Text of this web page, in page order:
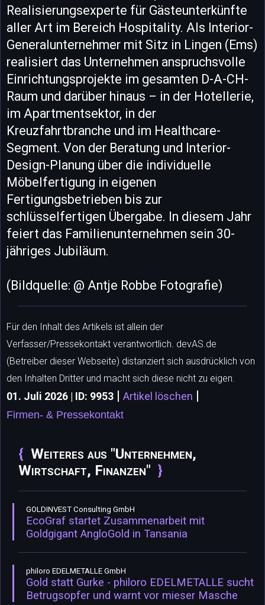
Realisierungsexperte für Gästeunterkünfte
aller Art im Bereich Hospitality. Als Interior-
Generalunternehmer mit Sitz in Lingen (Ems)
realisiert das Unternehmen anspruchsvolle
Einrichtungsprojekte im gesamten D-A-CH-
Raum und darüber hinaus – in der Hotellerie,
im Apartmentsektor, in der
Kreuzfahrtbranche und im Healthcare-
Segment. Von der Beratung und Interior-
Design-Planung über die individuelle
Möbelfertigung in eigenen
Fertigungsbetrieben bis zur
schlüsselfertigen Übergabe. In diesem Jahr
feiert das Familienunternehmen sein 30-
jähriges Jubiläum.
(Bildquelle: @ Antje Robbe Fotografie)
Für den Inhalt des Artikels ist allein der
Verfasser/Pressekontakt verantwortlich. devAS.de
(Betreiber dieser Webseite) distanziert sich ausdrücklich von
den Inhalten Dritter und macht sich diese nicht zu eigen.
01. Juli 2026 | ID: 9953 | Artikel löschen |
Firmen- & Pressekontakt
Weiteres aus "Unternehmen,
Wirtschaft, Finanzen"
GOLDINVEST Consulting GmbH
EcoGraf startet Zusammenarbeit mit
Goldgigant AngloGold in Tansania
philoro EDELMETALLE GmbH
Gold statt Gurke - philoro EDELMETALLE sucht
Betrugsopfer und warnt vor mieser Masche